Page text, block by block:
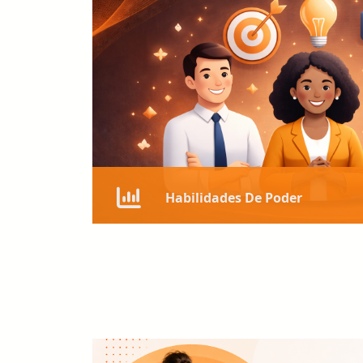
Habilidades De Poder